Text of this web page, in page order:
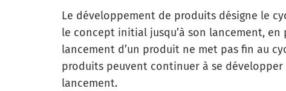
Le développement de produits désigne le
le concept initial jusqu’à son lancement,
lancement d’un produit ne met pas fin au
produits peuvent continuer à se développer
lancement.